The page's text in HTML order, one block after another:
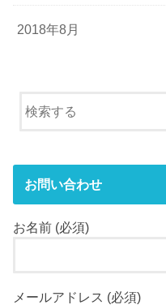
2018年8月
お問い合わせ
お名前 (必須)
メールアドレス (必須)